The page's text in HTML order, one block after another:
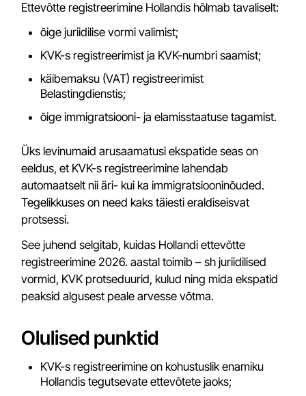
Ettevõtte registreerimine Hollandis hõlmab tavaliselt:
õige juriidilise vormi valimist;
KVK-s registreerimist ja KVK-numbri saamist;
käibemaksu (VAT) registreerimist
Belastingdienstis;
õige immigratsiooni- ja elamisstaatuse tagamist.
Üks levinumaid arusaamatusi ekspatide seas on
eeldus, et KVK-s registreerimine lahendab
automaatselt nii äri- kui ka immigratsiooninõuded.
Tegelikkuses on need kaks täiesti eraldiseisvat
protsessi.
See juhend selgitab, kuidas Hollandi ettevõtte
registreerimine 2026. aastal toimib – sh juriidilised
vormid, KVK protseduurid, kulud ning mida ekspatid
peaksid algusest peale arvesse võtma.
Olulised punktid
KVK-s registreerimine on kohustuslik enamiku
Hollandis tegutsevate ettevõtete jaoks;